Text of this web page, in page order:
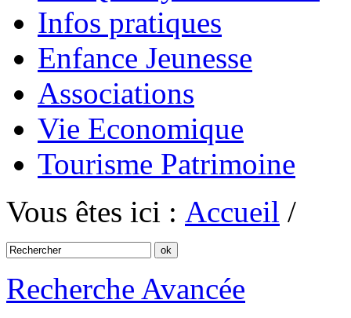
Infos pratiques
Enfance Jeunesse
Associations
Vie Economique
Tourisme Patrimoine
Vous êtes ici : Accueil /
Recherche Avancée